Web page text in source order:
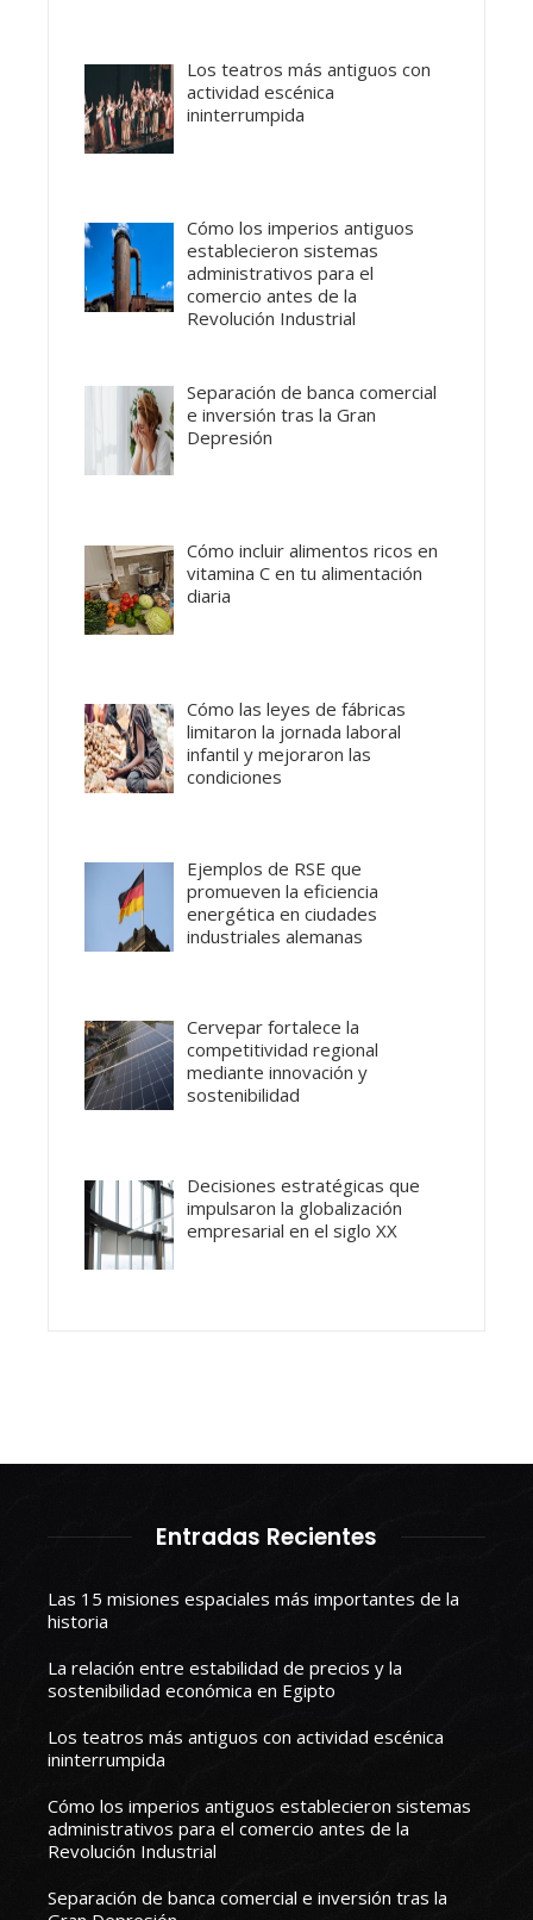
Los teatros más antiguos con
actividad escénica
ininterrumpida
Cómo los imperios antiguos
establecieron sistemas
administrativos para el
comercio antes de la
Revolución Industrial
Separación de banca comercial
e inversión tras la Gran
Depresión
Cómo incluir alimentos ricos en
vitamina C en tu alimentación
diaria
Cómo las leyes de fábricas
limitaron la jornada laboral
infantil y mejoraron las
condiciones
Ejemplos de RSE que
promueven la eficiencia
energética en ciudades
industriales alemanas
Cervepar fortalece la
competitividad regional
mediante innovación y
sostenibilidad
Decisiones estratégicas que
impulsaron la globalización
empresarial en el siglo XX
Entradas Recientes
Las 15 misiones espaciales más importantes de la
historia
La relación entre estabilidad de precios y la
sostenibilidad económica en Egipto
Los teatros más antiguos con actividad escénica
ininterrumpida
Cómo los imperios antiguos establecieron sistemas
administrativos para el comercio antes de la
Revolución Industrial
Separación de banca comercial e inversión tras la